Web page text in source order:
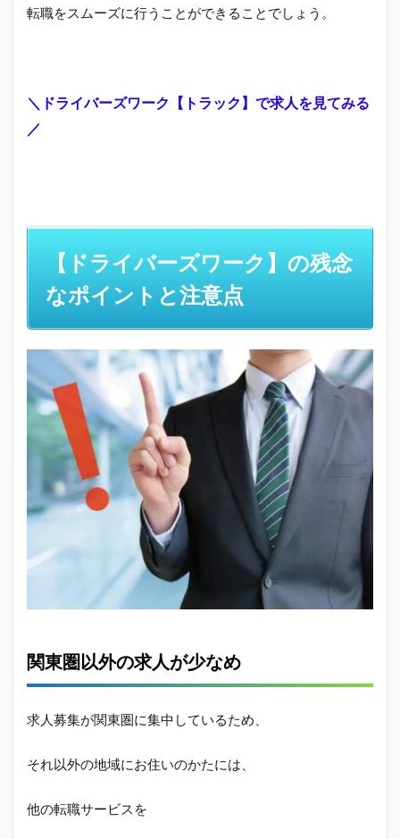
転職をスムーズに行うことができることでしょう。
＼ドライバーズワーク【トラック】で求人を見てみる
／
【ドライバーズワーク】の残念
なポイントと注意点
関東圏以外の求人が少なめ
求人募集が関東圏に集中しているため、
それ以外の地域にお住いのかたには、
他の転職サービスを